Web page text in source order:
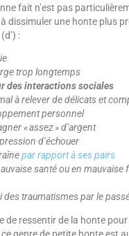
fait n’est pas
à dissimuler une honte plus
:
trop longtemps
des interactions sociales
à relever de délicats et
personnel
« assez » d’argent
d’échouer
par rapport à ses pairs
santé ou en mauvaise
des traumatismes par le
de ressentir de la honte